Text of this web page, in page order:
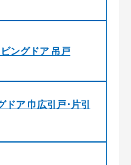
ングドア 吊戸
ア 巾広引戸･片引